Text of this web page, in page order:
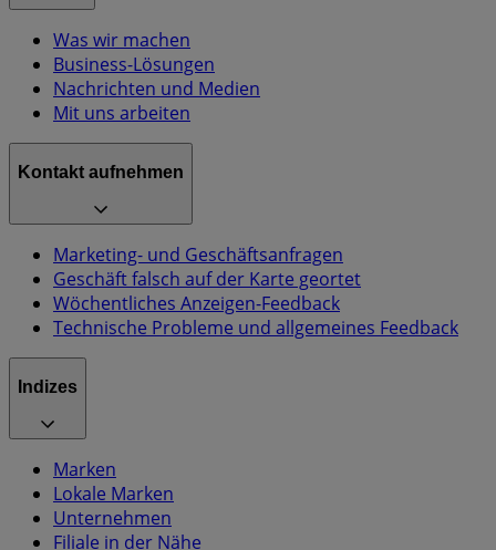
Was wir machen
Business-Lösungen
Nachrichten und Medien
Mit uns arbeiten
Kontakt aufnehmen
Marketing- und Geschäftsanfragen
Geschäft falsch auf der Karte geortet
Wöchentliches Anzeigen-Feedback
Technische Probleme und allgemeines Feedback
Indizes
Marken
Lokale Marken
Unternehmen
Filiale in der Nähe